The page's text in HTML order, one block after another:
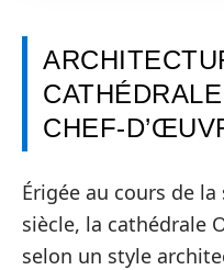
CHEF-
Érigée au cours de
siècle, la cathédrale
selon un style